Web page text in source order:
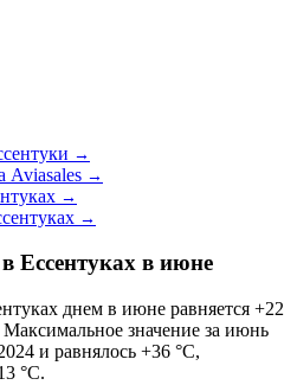
→
Aviasales →
→
→
Ессентуках в июне
днем в июне равняется +22
значение за июнь
и равнялось +36 °C,
°C.